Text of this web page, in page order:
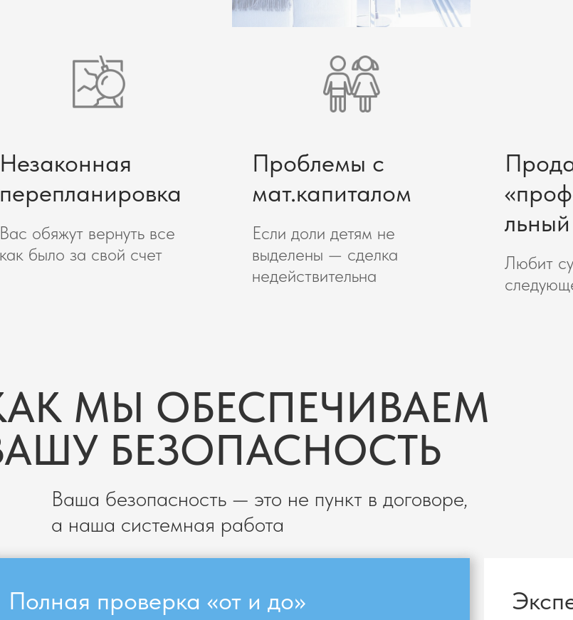
Незаконная
перепланировка
Вас обяжут вернуть все
как было за свой счет
Проблемы с
мат.капиталом
Если доли детям не
выделены — сделка
недействительна
Любит
МЫ ОБЕСПЕЧИВАЕМ
БЕЗОПАСНОСТЬ
Ваша безопасность — это не пункт в договоре,
а наша системная работа
Полная проверка «от и до»